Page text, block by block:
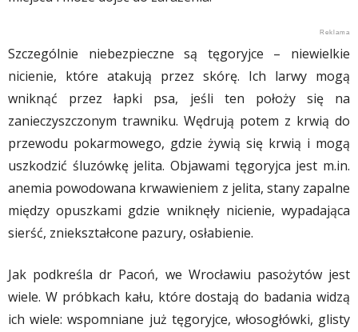
Szczególnie niebezpieczne są tęgoryjce – niewielkie
nicienie, które atakują przez skórę. Ich larwy mogą
wniknąć przez łapki psa, jeśli ten położy się na
zanieczyszczonym trawniku. Wędrują potem z krwią do
przewodu pokarmowego, gdzie żywią się krwią i mogą
uszkodzić śluzówkę jelita. Objawami tęgoryjca jest m.in.
anemia powodowana krwawieniem z jelita, stany zapalne
między opuszkami gdzie wniknęły nicienie, wypadająca
sierść, zniekształcone pazury, osłabienie.
Jak podkreśla dr Pacoń, we Wrocławiu pasożytów jest
wiele. W próbkach kału, które dostają do badania widzą
ich wiele: wspomniane już tęgoryjce, włosogłówki, glisty